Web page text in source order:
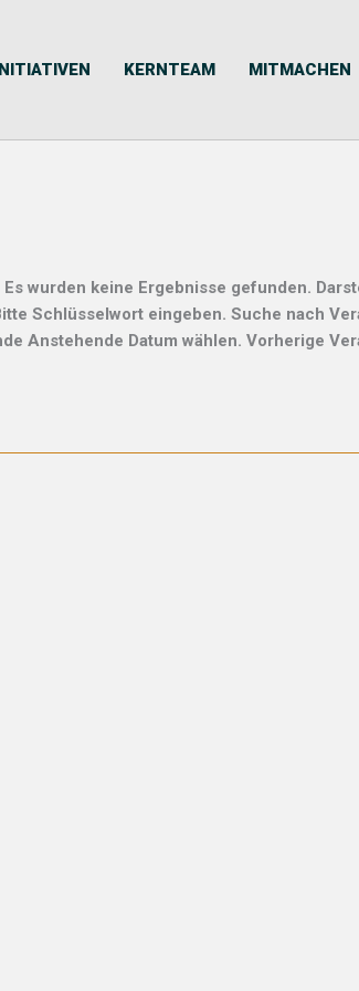
KERNTEAM MITMACHEN
wurden keine Ergebnisse gefunden.
Schlüsselwort eingeben. Suche nach
Anstehende Datum wählen. Vorherige